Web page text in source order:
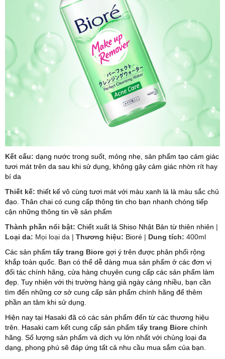
Kết cấu: dạng nước trong suốt, mỏng nhẹ, sản phẩm tạo cảm giác
tươi mát trên da sau khi sử dụng, không gây cảm giác nhờn rít hay
bí da
Thiết kế: thiết kế vô cùng tươi mát với màu xanh lá là màu sắc chủ
đạo. Thân chai có cung cấp thông tin cho bạn nhanh chóng tiếp
cận những thông tin về sản phẩm
Thành phần nổi bật: Chiết xuất lá Shiso Nhật Bản từ thiên nhiên |
Loại da: Mọi loại da | Thương hiệu: Bioré | Dung tích: 400ml
Các sản phẩm tẩy trang Biore gợi ý trên được phân phối rộng
khắp toàn quốc. Bạn có thể dễ dàng mua sản phẩm ở các đơn vị
đối tác chính hãng, cửa hàng chuyên cung cấp các sản phẩm làm
đẹp. Tuy nhiên với thị trường hàng giả ngày càng nhiều, bạn cần
tìm đến những cơ sở cung cấp sản phẩm chính hãng để thêm
phần an tâm khi sử dụng.
Hiện nay tại Hasaki đã có các sản phẩm đến từ các thương hiệu
trên. Hasaki cam kết cung cấp sản phẩm tẩy trang Biore chính
hãng. Số lượng sản phẩm và dịch vụ lớn nhất với chủng loại đa
dạng, phong phú sẽ đáp ứng tất cả nhu cầu mua sắm của bạn.